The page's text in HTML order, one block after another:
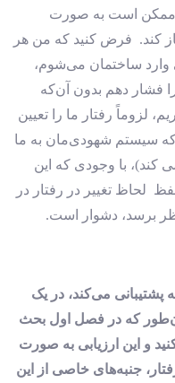
ممکن است به صورت
کند. فرض کنید که من هر
وارد ساختمان می‌شوم،
فشار دهم بدون آن‌که
لزوماً رفتار ما را تعیین
که سیستم شهودی‌مان به ما
کند)، با وجودی که این
لحاظ تغییر در رفتار در
برسد، دشوار است.
می‌کند، در یک
که در فصل اول بحث
و این ارزیابی به ‌صورت
جنبه‌های خاصی از این